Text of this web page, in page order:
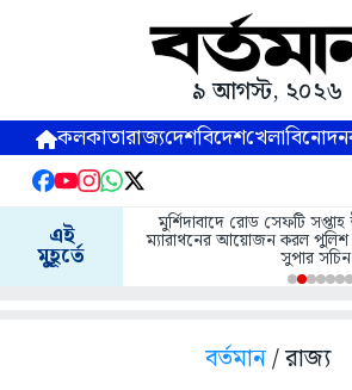
৯ আগস্ট, ২০২৬
কলকাতারাজ্যদেশবিদেশখেলাবিনোদন
এই
মুহূর্তে
মুর্শিদাবাদে রোড সেফটি
ম্যারাথনের আয়োজন করল
সুপার সচিন
বর্তমান/ রাজ্য